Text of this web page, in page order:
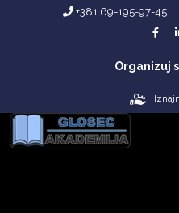
+381 69-195-97-45
Organizuj